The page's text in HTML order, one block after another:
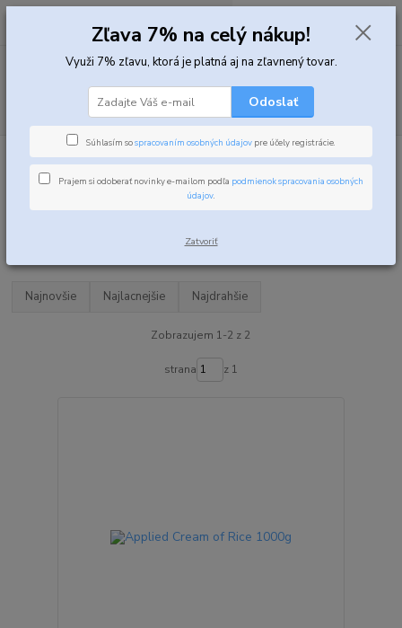
0,00 EUR
Úvod Fitness potraviny Fitness kaša
Ovsená kaša, rýžová kaša
Upresniť parametre
Najnovšie Najlacnejšie Najdrahšie
Zobrazujem 1-2 z 2
strana z 1
Zľava 7% na celý nákup!
Využi 7% zľavu, ktorá je platná aj na zľavnený tovar.
Odoslať
Súhlasím sospracovaním osobných údajov pre účely registrácie.
Prajem si odoberať novinky e-mailom podľa podmienok spracovania osobných
údajov.
Zatvoriť